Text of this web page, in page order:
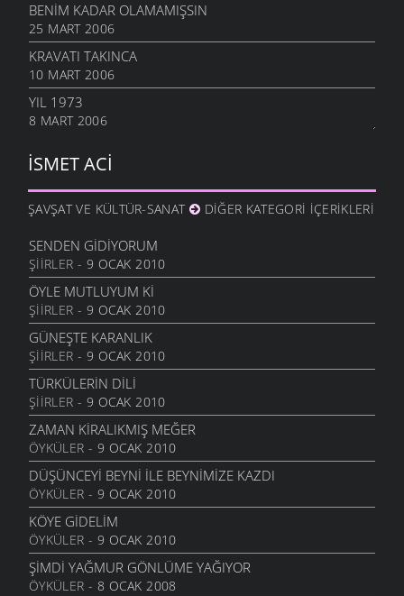
BENIM KADAR OLAMAMIŞSIN
25 MART 2006
KRAVATI TAKINCA
10 MART 2006
YIL 1973
8 MART 2006
İSMET ACI
ŞAVŞAT VE KÜLTÜR-SANAT DIĞER KATEGORI İÇERIKLERI
SENDEN GIDIYORUM
ŞIIRLER - 9 OCAK 2010
ÖYLE MUTLUYUM KI
ŞIIRLER - 9 OCAK 2010
GÜNEŞTE KARANLIK
ŞIIRLER - 9 OCAK 2010
TÜRKÜLERIN DILI
ŞIIRLER - 9 OCAK 2010
ZAMAN KIRALIKMIŞ MEĞER
ÖYKÜLER - 9 OCAK 2010
DÜŞÜNCEYI BEYNI İLE BEYNIMIZE KAZDI
ÖYKÜLER - 9 OCAK 2010
KÖYE GIDELIM
ÖYKÜLER - 9 OCAK 2010
ŞIMDI YAĞMUR GÖNLÜME YAĞIYOR
ÖYKÜLER - 8 OCAK 2008